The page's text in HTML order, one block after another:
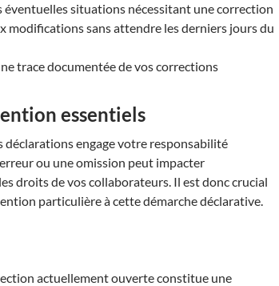
éventuelles situations nécessitant une correction
modifications sans attendre les derniers jours du
trace documentée de vos corrections
essentiels
déclarations engage votre responsabilité
ou une omission peut impacter
droits de vos collaborateurs. Il est donc crucial
particulière à cette démarche déclarative.
actuellement ouverte constitue une